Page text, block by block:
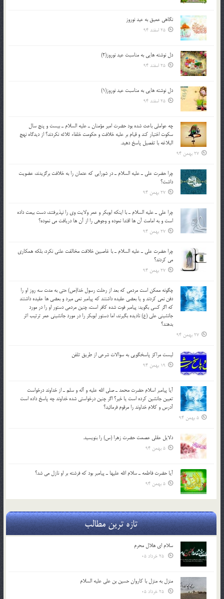
نگاهى عميق به عيد نوروز
25 اسفند 94
دل نوشته هایی به مناسبت عید نوروز(2)
25 اسفند 94
دل نوشته هایی به مناسبت عید نوروز(1)
25 اسفند 94
چه عواملي باعث شده بود حضرت امير مؤمنان ـ عليه السلام ـ بيست و پنج سال
سکوت اختيار کند و قيام بر عليه خلافت و حکومت خلفاء ثلاثه نکردند؟ از ديدگاه نهج
البلاغه با تفصيل پاسخ دهيد.
27 بهمن 94
چرا حضرت علي ـ عليه السلام ـ در شورايي كه عثمان را به خلافت برگزيدند، عضويت
داشت؟
27 بهمن 94
چرا علي ـ عليه السلام ـ با اينكه ابوبكر و عمر ولايت وي را نپذيرفتند، دست بيعت داده
است و به امامت آن ها اقتدا نموده و وجوهي را از آن ها دريافت مي نموده؟
27 بهمن 94
چرا حضرت علي ـ عليه السلام ـ با غاصبين خلافت مخالفت علني نکرد، بلكه همكاري
مي کردند؟
27 بهمن 94
چگونه ممكن است مردمي كه بعد از رحلت رسول خدا(ص) حتی به مدت سه روز او را
دفن نمي كردند و یا بعضي عقيده داشتند كه پيامبر نمي ميرد و بعضي ها عقيده داشتند
كه اگر كسي بگويد: پيامبر فوت شده كافر است، چنین مردمی دستور او را در مورد
جانشيني علي (ع) ناديده بگيرند، اما دستور ابوبكر را در مورد جانشيني عمر ترتیب اثر
بدهند؟
27 بهمن 94
لیست مراکز پاسخگویی به سوالات شرعی از طریق تلفن
19 بهمن 94
آيا پيامبر اسلام حضرت محمد ـ صلي الله عليه و آله و سلم ـ از خداوند درخواست
تعيين جانشين کرده است يا خير؟ اگر چنين درخواستي شده خداوند چه پاسخ داده است
آدرس و کلام خداوند را مرقوم فرمائيد؟
5 بهمن 94
دلايل عقلي عصمت حضرت زهرا (س) را بنويسيد.
5 بهمن 94
آيا حضرت فاطمه ـ سلام الله عليها ـ پيامبر بود كه فرشته بر او نازل مي شد؟
5 بهمن 94
تازه ترین مطالب
سلام ای هلال محرم
منزل به منزل با کاروان حسین بن علی علیه السلام